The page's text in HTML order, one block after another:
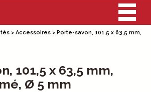
> Accessoires > Porte-savon, 101,5 x 63,5 mm,
101,5 x 63,5 mm,
Ø 5 mm